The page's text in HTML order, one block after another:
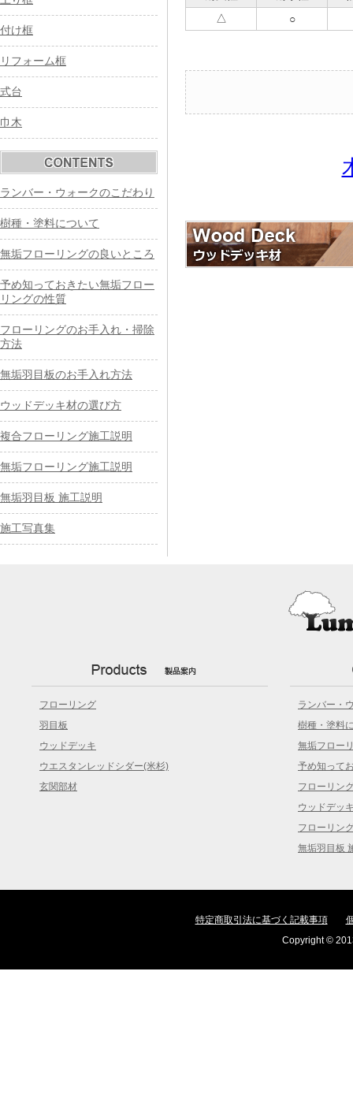
△
○
付け框
リフォーム框
式台
巾木
ランバー・ウォークのこだわり
樹種・塗料について
無垢フローリングの良いところ
予め知っておきたい無垢フロー
リングの性質
フローリングのお手入れ・掃除
方法
無垢羽目板のお手入れ方法
ウッドデッキ材の選び方
複合フローリング施工説明
無垢フローリング施工説明
無垢羽目板 施工説明
施工写真集
フローリング
羽目板
ウッドデッキ
ウエスタンレッドシダー(米杉)
玄関部材
ランバー・
樹種・塗料
無垢フロー
予め知って
フローリン
ウッドデッ
フローリン
無垢羽目板
特定商取引法に基づく記載事項
Copyright ©